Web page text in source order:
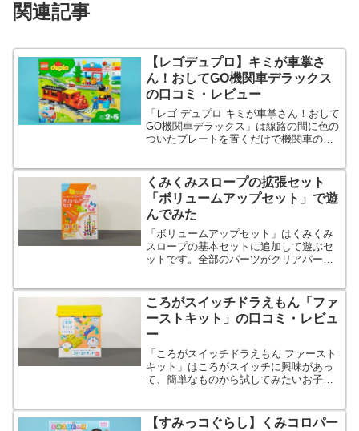
関連記事
【レゴデュプロ】キミが車掌さ
ん！おしてGO機関車デラックス
の口コミ・レビュー
「レゴ デュプロ キミが車掌さん！おして
GO機関車デラックス」は線路の間に色の
ついたプレートを置くだけで機関車の動
くみくみスロープの拡張セット
「ボリュームアップセット」で遊
んでみた
「ボリュームアップセット」はくみくみ
スロープの基本セットに追加して遊ぶセ
ットです。全部のパーツがクリアパーツ
ころがスイッチドラえもん「ファ
ーストキット」の口コミ・レビュ
ー
「ころがスイッチドラえもん ファースト
キット」はころがスイッチに興味があっ
て、簡単なものから試してみたいお子さ
します。
【すみっコぐらし】くみコロパー